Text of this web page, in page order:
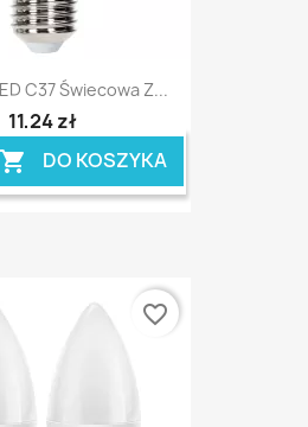
C37 Świecowa Z...
11,24 zł
 DO KOSZYKA
favorite_border